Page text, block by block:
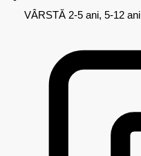
VÂRSTĂ 2-5 ani, 5-12 ani